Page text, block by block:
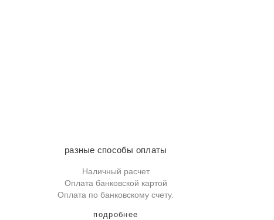
разные способы оплаты
Наличный расчет
Оплата банковской картой
Оплата по банковскому счету.
подробнее